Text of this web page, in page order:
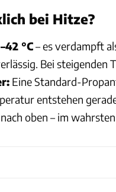
bei Hitze?
–42 °C– es verdampft
Bei steigenden
Eine Standard-
entstehen
oben – im